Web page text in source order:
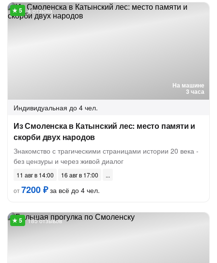
На машине
3 часа
4 отзыва
Индивидуальная до 4 чел.
Из Смоленска в Катынский лес: место памяти и
скорби двух народов
Знакомство с трагическими страницами истории 20 века -
без цензуры и через живой диалог
11 авг в 14:00
16 авг в 17:00
от7200 ₽за всё до 4 чел.
185 отзывов